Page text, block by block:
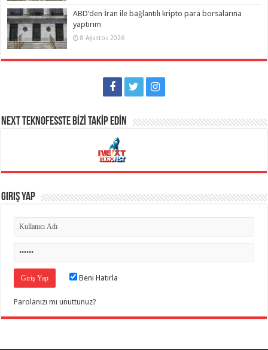
ABD’den İran ile bağlantılı kripto para borsalarına
yaptırım
8 Ağustos 2026
NEXT TEKNOFESSTE BİZİ TAKİP EDİN
Giriş Yap
Beni Hatırla
Parolanızı mı unuttunuz?